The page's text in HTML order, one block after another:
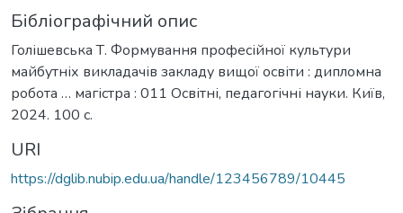
Бібліографічний опис
Голішевська Т. Формування професійної культури
майбутніх викладачів закладу вищої освіти : дипломна
робота … магістра : 011 Освітні, педагогічні науки. Київ,
2024. 100 с.
URI
https://dglib.nubip.edu.ua/handle/123456789/10445